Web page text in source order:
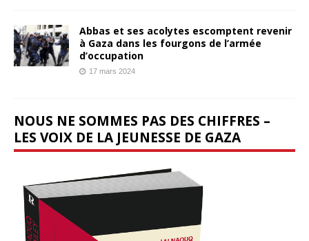
Abbas et ses acolytes escomptent revenir
à Gaza dans les fourgons de l’armée
d’occupation
17 mars 2024
NOUS NE SOMMES PAS DES CHIFFRES –
LES VOIX DE LA JEUNESSE DE GAZA